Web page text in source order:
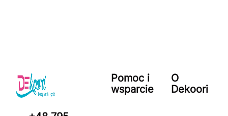
Pomoc i
wsparcie
O
Dekoori